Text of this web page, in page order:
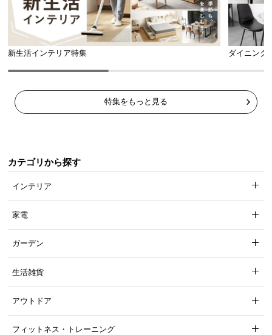
新生活インテリア特集 ダイニング
特集をもっと見る
カテゴリから探す
インテリア
家電
ガーデン
生活雑貨
アウトドア
フィットネス・トレーニング